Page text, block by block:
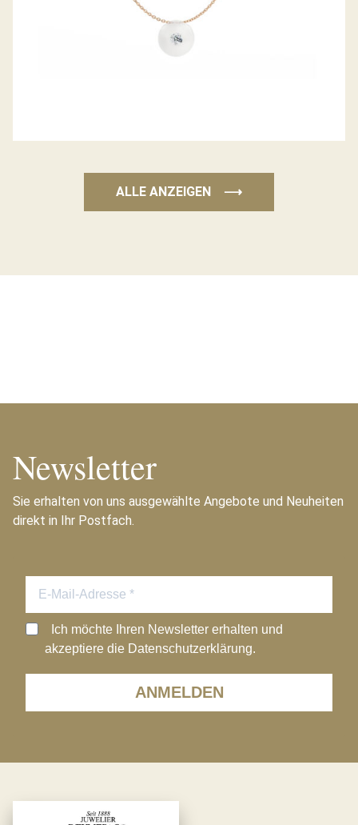
ALLE ANZEIGEN ⟶
Newsletter
Sie erhalten von uns ausgewählte Angebote und Neuheiten
direkt in Ihr Postfach.
ANMELDEN
Ich möchte Ihren Newsletter erhalten und
akzeptiere die Datenschutzerklärung.